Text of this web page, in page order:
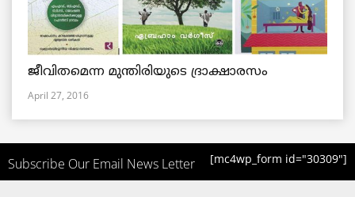
ജീവിതമെന്ന മുന്തിരിയുടെ ദ്രാക്ഷാരസം
April 27, 2016
Subscribe Our Email News Letter [mc4wp_form id="30309"]